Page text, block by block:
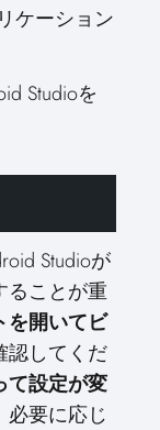
ケーション
Studioを
Studioが
ることが重
を開いてビ
認してくだ
て設定が変
必要に応じ